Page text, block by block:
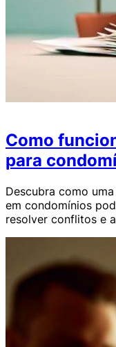
Como
para
Descubra como
em condomínios
resolver conflitos e